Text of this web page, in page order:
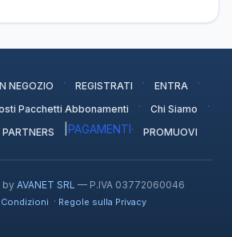
NEGOZIO · REGISTRATI · ENTRA ·
Pacchetti Abbonamenti · Chi Siamo ·
PAGAMENTI· PROMUOVI
by AVANET SRL — P.IVA 03772060046
· Regole sulla Privacy